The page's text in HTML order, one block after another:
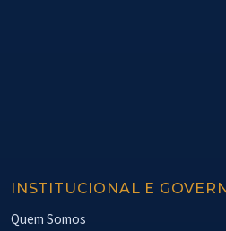
INSTITUCIONAL E
Quem Somos